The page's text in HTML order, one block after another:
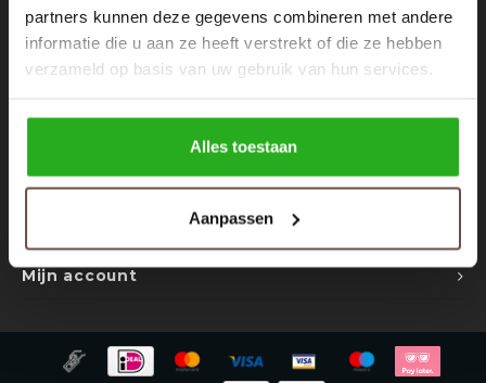
partners kunnen deze gegevens combineren met andere
informatie die u aan ze heeft verstrekt of die ze hebben
verzameld op basis van uw gebruik van hun services.
Alles toestaan
Aanpassen
Tops
Jumpsuites
Hoodies
Body's
Tracksuits
Sweaters
Underwear
Jassen
Tracksuits
Bodywarmers
Trackpants
Overhemden
Contact
Volg ons
Mijn account